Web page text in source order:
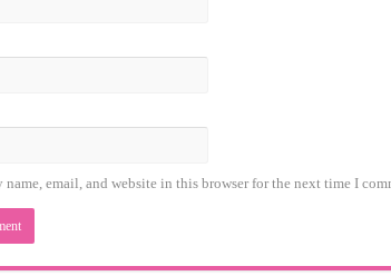
name, email, and website in this browser for the next time I